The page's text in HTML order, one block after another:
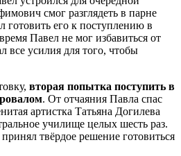
смог разглядеть в парне
готовить его к поступлению в
Павел не мог избавиться от
все усилия для того, чтобы
вторая попытка поступить в
. От отчаяния Павла спас
артистка Татьяна Догилева
училище целых шесть раз.
твёрдое решение готовиться